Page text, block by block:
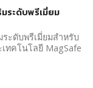
ระดับพรีเมี่ยม
ะดับพรีเมี่ยมสำหรับ
ทคโนโลยี MagSafe